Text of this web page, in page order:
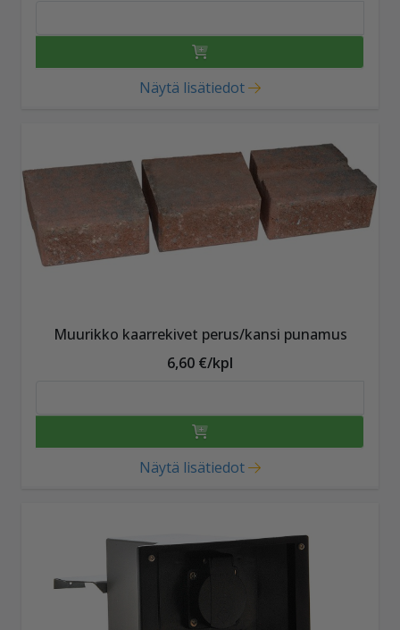
Näytä lisätiedot
Muurikko kaarrekivet perus/kansi punamus
6,60 €/kpl
Näytä lisätiedot